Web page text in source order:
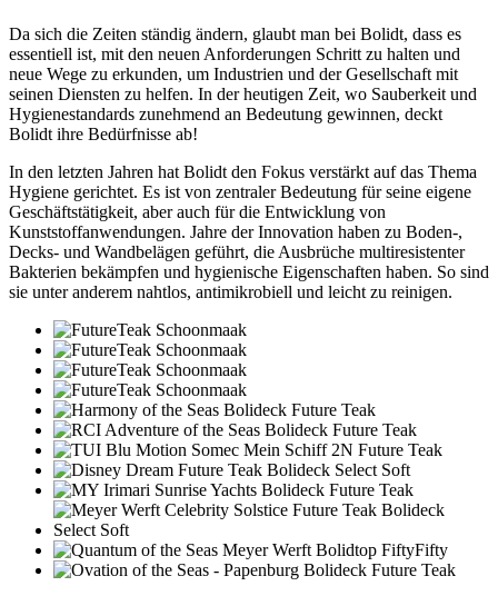
Da sich die Zeiten ständig ändern, glaubt man bei Bolidt, dass es
essentiell ist, mit den neuen Anforderungen Schritt zu halten und
neue Wege zu erkunden, um Industrien und der Gesellschaft mit
seinen Diensten zu helfen. In der heutigen Zeit, wo Sauberkeit und
Hygienestandards zunehmend an Bedeutung gewinnen, deckt
Bolidt ihre Bedürfnisse ab!
In den letzten Jahren hat Bolidt den Fokus verstärkt auf das Thema
Hygiene gerichtet. Es ist von zentraler Bedeutung für seine eigene
Geschäftstätigkeit, aber auch für die Entwicklung von
Kunststoffanwendungen. Jahre der Innovation haben zu Boden-,
Decks- und Wandbelägen geführt, die Ausbrüche multiresistenter
Bakterien bekämpfen und hygienische Eigenschaften haben. So sind
sie unter anderem nahtlos, antimikrobiell und leicht zu reinigen.